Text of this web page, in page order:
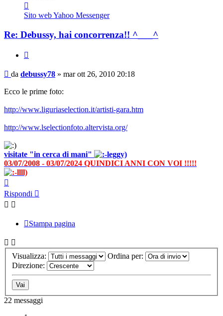
debussy78
Sito webYahoo Messenger
Re: Debussy, hai concorrenza!! ^___^
Messaggio
da debussy78 » mar ott 26, 2010 20:18
Ecco le prime foto:
http://www.liguriaselection.it/artisti-gara.htm
http://www.lselectionfoto.altervista.org/
visitate "in cerca di mani"
03/07/2008 - 03/07/2024 QUINDICI ANNI CON VOI !!!!!
Rispondi
Stampa pagina
Visualizza:
Ordina per:
Direzione:
22 messaggi